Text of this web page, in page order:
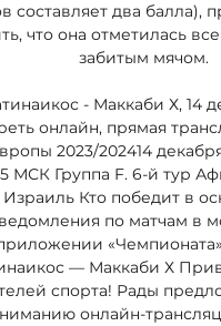
составляет два балла),
что она отметилась
забитым мячом.
- Маккаби Х, 14
онлайн, прямая
2023/202414
МСК Группа F. 6-й тур
Кто победит в
по матчам в
— Маккаби Х
спорта! Рады
онлайн-